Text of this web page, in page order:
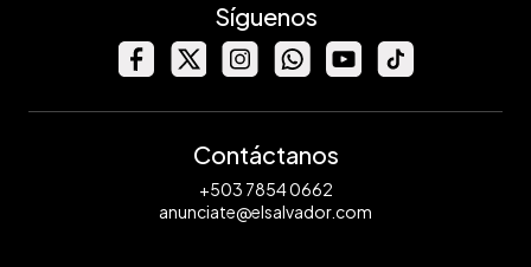
Síguenos
Contáctanos
+503 7854 0662
anunciate@elsalvador.com